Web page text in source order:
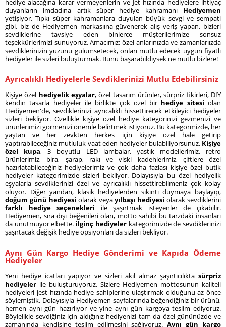
hediye alacağına karar vermeyenlerin ve Jet hızında hediyelere ihtiyaç
duyanların imdadına artık süper hediye kahramanı Hediyemen
yetişiyor. Tıpkı süper kahramanlara duyulan büyük sevgi ve sempati
gibi, biz de Hediyemen markasıına güvenerek alış veriş yapan, bizleri
sevdiklerine tavsiye eden binlerce müşterilerimize sonsuz
teşekkürlerimizi sunuyoruz. Amacımız; özel anlarınızda ve zamanlarıızda
sevdiklerinizin yüzünü gülümsetecek, onları mutlu edecek uygun fiyatlı
hediyeler ile sizleri buluşturmak. Bunu başarabildiysek ne mutlu bizlere!
Ayrıcalıklı Hediyelerle Sevdiklerinizi Mutlu Edebilirsiniz
Kişiye özel hediyelik eşyalar, özel tasarım ürünler, sürpriz fikirleri, DIY
kendin tasarla hediyeler ile birlikte çok özel bir hediye sitesi olan
Hediyemen'de, sevdiklerinizi ayrıcalıklı hissettirecek etkileyici hediyeler
sizleri bekliyor. Özellikle kişiye özel hediye kategorinizi gezmenizi ve
ürünlerimizi görmenizi önemle belirtmek istiyoruz. Bu kategormizde, her
yaştan ve her zevkten herkes için kişiye özel hale getirip
yaptırabileceğiniz mutluluk vaat eden hediyeler bulabiliyorsunuz. Kişiye
özel kupa, 3 boyutlu LED lambalar, yastık modellerimiz, retro
ürünlerimiz, bira, şarap, rakı ve viski kadehlerimiz, çiftlere özel
hazırlatabileceğiniz hediyelerimiz ve çok daha fazlası kişiye özel butik
hediyeler kategorimizde sizleri bekliyor. Dolayısıyla bu özel hediyelik
eşyalarla sevdiklerinizi özel ve ayrıcalıklı hissettirebilmeniz çok kolay
oluyor. Diğer yandan, klasik hediyelerden sıkıntı duymaya başlayıp,
doğum günü hediyesi olarak veyayılbaşı hediyesi olarak sevdiklerini
farklı hediye seçenekleri ile şaşırtmak isteyenler de çıkabilir.
Hediyemen, sıra dışı beğenileri olan, motto sahibi bu tarzdaki insanları
da unutmuyor elbette. ilginç hediyelerkategorimizde de sevdiklerinizi
şaşırtacak değişik hediye opsiyonları da sizleri bekliyor.
Aynı Gün Kargo Hediye Gönderimi ve Kapıda Ödeme
Hediyeler
Yeni hediye icatları yapıyor ve sizleri akıl almaz şaşırtıcılıkta sürpriz
hediyeler ile buluşturuyoruz. Sizlere Hediyemen mottosunun kaliteli
hediyeleri jest hızında hediye sahiplerine ulaştırmak olduğunu az önce
söylemiştik. Dolayısıyla Hediyemen sayfalarında beğendiğiniz bir ürünü,
hemen aynı gün hazırlıyor ve yine aynı gün kargoya teslim ediyoruz.
Böylelikle sevdiğiniz için aldığınız hediyenizi tam da özel gününüzde ve
zamanında kendisine teslim edilmesini sağlıyoruz.Aynı gün kargo